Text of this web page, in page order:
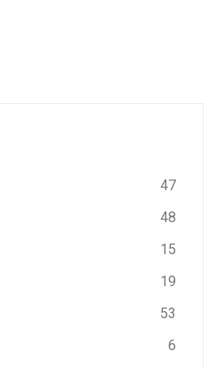
47
48
15
19
53
6